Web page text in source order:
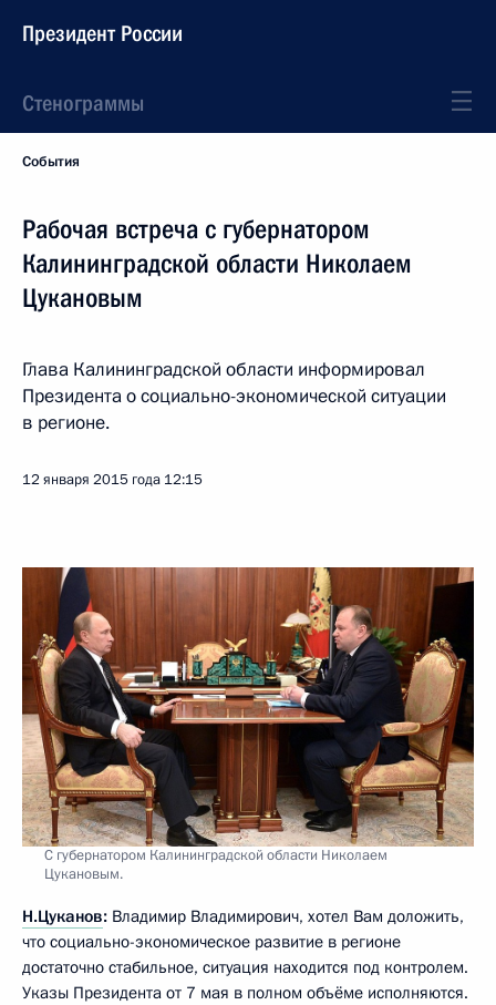
Президент России
Стенограммы
События
Рабочая встреча с губернатором
Калининградской области Николаем
Цукановым
Глава Калининградской области информировал
Президента о социально-экономической ситуации
в регионе.
12 января 2015 года 12:15
С губернатором Калининградской области Николаем
Цукановым.
Н.Цуканов: Владимир Владимирович, хотел Вам доложить,
что социально-экономическое развитие в регионе
достаточно стабильное, ситуация находится под контролем.
Указы Президента от 7 мая в полном объёме исполняются.